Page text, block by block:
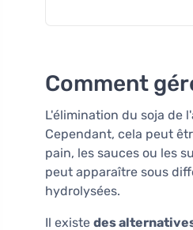
Comment
L'élimination du soja de
Cependant, cela peut
pain, les sauces ou les
peut apparaître sous
hydrolysées.
Il existe des